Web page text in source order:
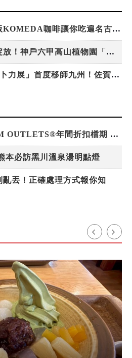
台灣吃不到！和風版KOMEDA咖啡讓你吃遍名古屋在地美食
稀有「飛天白鷺」綻放！神戶六甲高山植物園「鷺草」珍貴現身
220萬人次朝聖「吉卜力展」首度移師九州！佐賀站早鳥平日套票8/10搶先開賣
把握日本PREMIUM OUTLETS®年間折扣檔期 越買越划算
本必訪黑川溫泉湯明點燈
丟！正確處理方式報你知